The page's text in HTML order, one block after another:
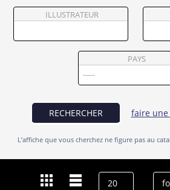
Vendre
ILLUSTRATEUR
PAYS
RECHERCHER faire une
L’affiche que vous cherchez ne figure pas au